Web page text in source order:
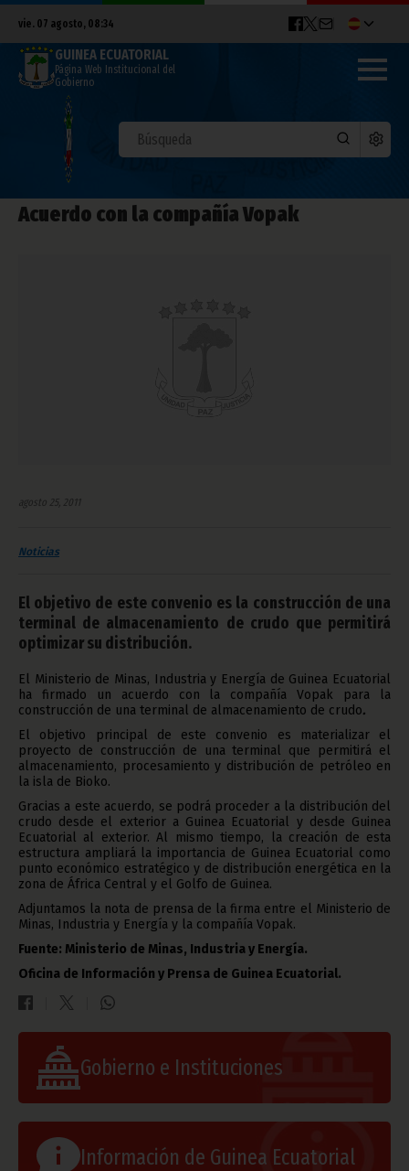
vie. 07 agosto, 08:34
GUINEA ECUATORIAL
Página Web Institucional del
Gobierno
Acuerdo con la compañía Vopak
agosto 25, 2011
Noticias
El objetivo de este convenio es la construcción de una
terminal de almacenamiento de crudo que permitirá
optimizar su distribución.
El Ministerio de Minas, Industria y Energía de Guinea Ecuatorial
ha firmado un acuerdo con la compañía Vopak para la
construcción de una terminal de almacenamiento de crudo.
El objetivo principal de este convenio es materializar el
proyecto de construcción de una terminal que permitirá el
almacenamiento, procesamiento y distribución de petróleo en
la isla de Bioko.
Gracias a este acuerdo, se podrá proceder a la distribución del
crudo desde el exterior a Guinea Ecuatorial y desde Guinea
Ecuatorial al exterior. Al mismo tiempo, la creación de esta
estructura ampliará la importancia de Guinea Ecuatorial como
punto económico estratégico y de distribución energética en la
zona de África Central y el Golfo de Guinea.
Adjuntamos la nota de prensa de la firma entre el Ministerio de
Minas, Industria y Energía y la compañía Vopak.
Fuente: Ministerio de Minas, Industria y Energía.
Oficina de Información y Prensa de Guinea Ecuatorial.
Gobierno e Instituciones
Información de Guinea Ecuatorial